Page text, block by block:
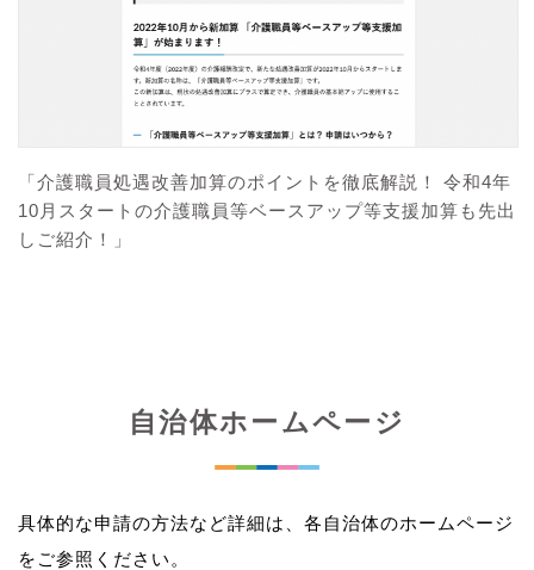
「介護職員処遇改善加算のポイントを徹底解説！ 令和4年
10月スタートの介護職員等ベースアップ等支援加算も先出
しご紹介！」
自治体ホームページ
具体的な申請の方法など詳細は、各自治体のホームページ
をご参照ください。